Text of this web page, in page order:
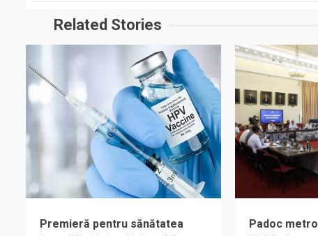
Related Stories
Premieră pentru sănătatea
Padoc